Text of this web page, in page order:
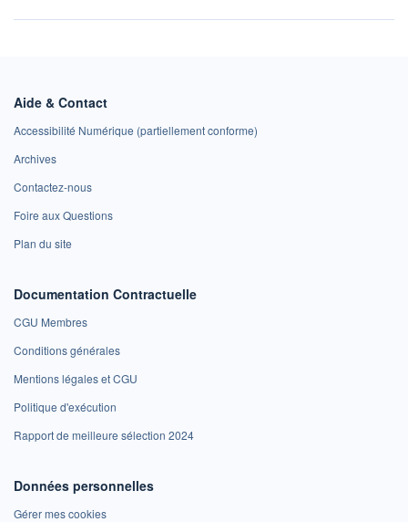
Aide & Contact
Accessibilité Numérique (partiellement conforme)
Archives
Contactez-nous
Foire aux Questions
Plan du site
Documentation Contractuelle
CGU Membres
Conditions générales
Mentions légales et CGU
Politique d'exécution
Rapport de meilleure sélection 2024
Données personnelles
Gérer mes cookies